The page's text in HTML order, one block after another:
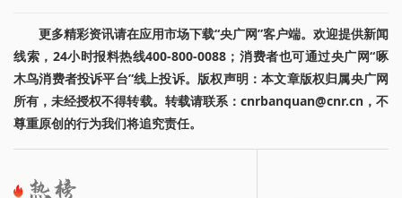
更多精彩资讯请在应用市场下载“央广网”客户端。欢迎提供新闻
线索，24小时报料热线400-800-0088；消费者也可通过央广网“啄
木鸟消费者投诉平台”线上投诉。版权声明：本文章版权归属央广网
所有，未经授权不得转载。转载请联系：cnrbanquan@cnr.cn，不
尊重原创的行为我们将追究责任。